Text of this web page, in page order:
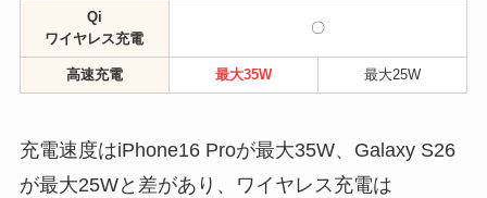
Qi
ワイヤレス充電
〇
高速充電 最大35W 最大25W
充電速度はiPhone16 Proが最大35W、Galaxy S26
が最大25Wと差があり、ワイヤレス充電は